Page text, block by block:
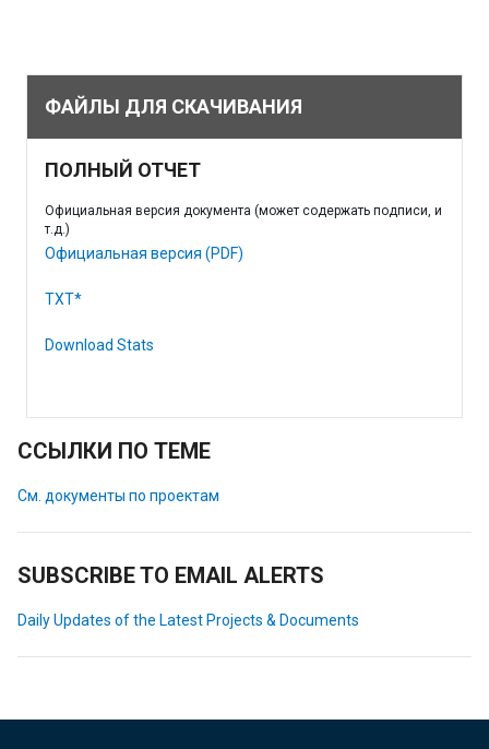
ФАЙЛЫ ДЛЯ СКАЧИВАНИЯ
ПОЛНЫЙ ОТЧЕТ
Официальная версия документа (может содержать подписи, и
т.д.)
Официальная версия (PDF)
TXT*
Download Stats
ССЫЛКИ ПО ТЕМЕ
См. документы по проектам
SUBSCRIBE TO EMAIL ALERTS
Daily Updates of the Latest Projects & Documents